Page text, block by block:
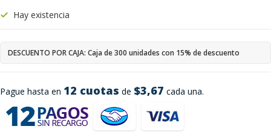
Pague hasta en 12 cuotas de $3,67 cada una.
Hay existencia
DESCUENTO POR CAJA: Caja de 300 unidades con 15% de descuento